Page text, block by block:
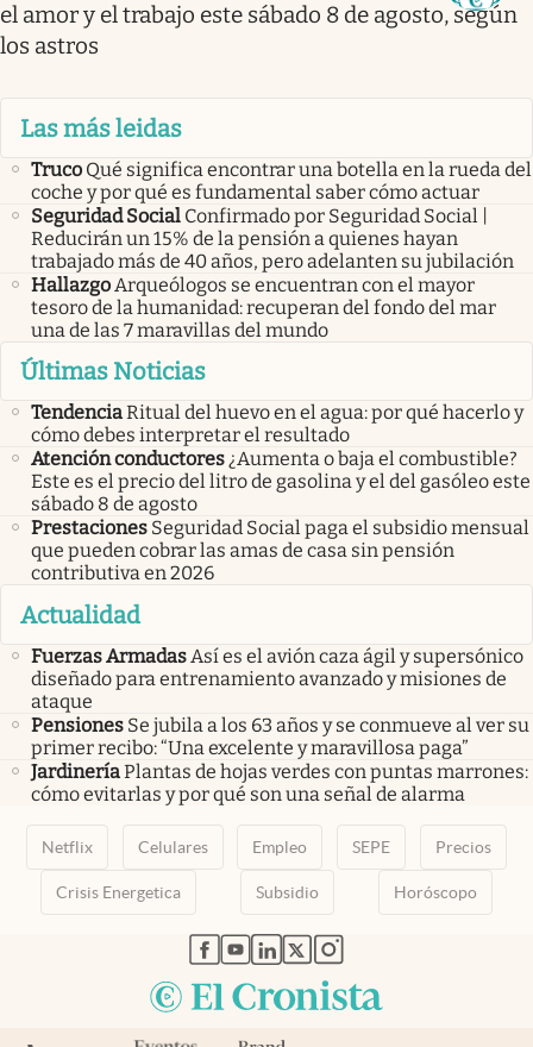
el amor y el trabajo este sábado 8 de agosto, según
los astros
Las más leidas
Truco Qué significa encontrar una botella en la rueda del
coche y por qué es fundamental saber cómo actuar
Seguridad Social Confirmado por Seguridad Social |
Reducirán un 15% de la pensión a quienes hayan
trabajado más de 40 años, pero adelanten su jubilación
HallazgoArqueólogos se encuentran con el mayor
tesoro de la humanidad: recuperan del fondo del mar
una de las 7 maravillas del mundo
Últimas Noticias
TendenciaRitual del huevo en el agua: por qué hacerlo y
cómo debes interpretar el resultado
Atención conductores¿Aumenta o baja el combustible?
Este es el precio del litro de gasolina y el del gasóleo este
sábado 8 de agosto
Prestaciones Seguridad Social paga el subsidio mensual
que pueden cobrar las amas de casa sin pensión
contributiva en 2026
Actualidad
Fuerzas ArmadasAsí es el avión caza ágil y supersónico
diseñado para entrenamiento avanzado y misiones de
ataque
Pensiones Se jubila a los 63 años y se conmueve al ver su
primer recibo: “Una excelente y maravillosa paga”
JardineríaPlantas de hojas verdes con puntas marrones:
cómo evitarlas y por qué son una señal de alarma
Netflix Celulares Empleo SEPE Precios
Crisis Energetica Subsidio Horóscopo
abre en nueva pestaña
abre en nueva pestaña
abre en nueva pestaña
abre en nueva pestaña
abre en nueva pestaña